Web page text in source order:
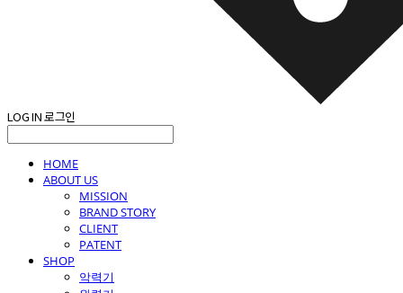
LOG IN로그인
HOME
ABOUT US
MISSION
BRAND STORY
CLIENT
PATENT
SHOP
악력기